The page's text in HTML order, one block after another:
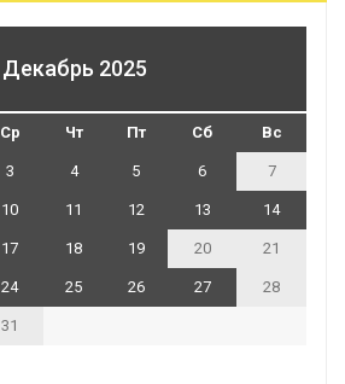
Декабрь 2025
Ср Чт Пт Сб Вс
3 4 5 6 7
10 11 12 13 14
17 18 19 20 21
24 25 26 27 28
31